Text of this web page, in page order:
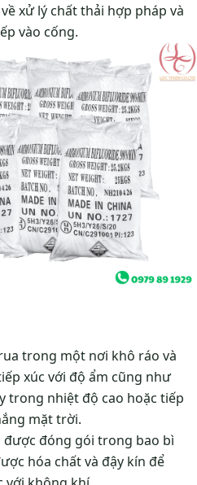
xử lý chất thải hợp pháp và
vào cống.
trong một nơi khô ráo và
xúc với độ ẩm cũng như
trong nhiệt độ cao hoặc tiếp
mặt trời.
được đóng gói trong bao bì
hóa chất và đậy kín để